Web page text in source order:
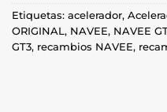
Etiquetas: acelerador,
ORIGINAL, NAVEE, NAVEE
GT3, recambios NAVEE,